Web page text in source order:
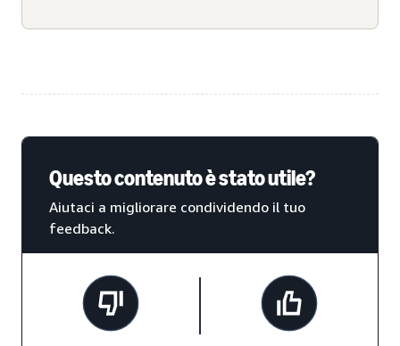
Questo contenuto è stato utile?
Aiutaci a migliorare condividendo il tuo
feedback.